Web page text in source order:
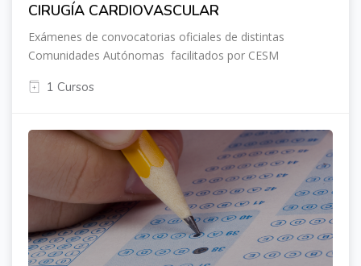
CIRUGÍA CARDIOVASCULAR
Exámenes de convocatorias oficiales de distintas
Comunidades Autónomas facilitados por CESM
1 Cursos